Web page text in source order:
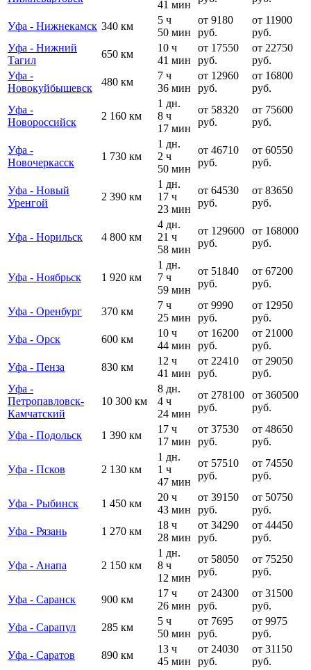
41 мин
Уфа - Нижнекамск 340 км
5 ч
50 мин
от 9180
руб.
от 11900
руб.
Уфа - Нижний
Тагил
650 км
10 ч
41 мин
от 17550
руб.
от 22750
руб.
Уфа -
Новокуйбышевск
480 км
7 ч
36 мин
от 12960
руб.
от 16800
руб.
Уфа -
Новороссийск
2 160 км
1 дн.
8 ч
17 мин
от 58320
руб.
от 75600
руб.
Уфа -
Новочеркасск
1 730 км
1 дн.
2 ч
50 мин
от 46710
руб.
от 60550
руб.
Уфа - Новый
Уренгой
2 390 км
1 дн.
17 ч
23 мин
от 64530
руб.
от 83650
руб.
Уфа - Норильск 4 800 км
4 дн.
21 ч
58 мин
от 129600
руб.
от 168000
руб.
Уфа - Ноябрьск 1 920 км
1 дн.
7 ч
59 мин
от 51840
руб.
от 67200
руб.
Уфа - Оренбург 370 км
7 ч
25 мин
от 9990
руб.
от 12950
руб.
Уфа - Орск
600 км
10 ч
44 мин
от 16200
руб.
от 21000
руб.
Уфа - Пенза
830 км
12 ч
41 мин
от 22410
руб.
от 29050
руб.
Уфа -
Петропавловск-
Камчатский
10 300 км
8 дн.
4 ч
24 мин
от 278100
руб.
от 360500
руб.
Уфа - Подольск 1 390 км
17 ч
17 мин
от 37530
руб.
от 48650
руб.
Уфа - Псков 2 130 км
1 дн.
1 ч
47 мин
от 57510
руб.
от 74550
руб.
Уфа - Рыбинск 1 450 км
20 ч
43 мин
от 39150
руб.
от 50750
руб.
Уфа - Рязань
1 270 км
18 ч
28 мин
от 34290
руб.
от 44450
руб.
Уфа - Анапа 2 150 км
1 дн.
8 ч
12 мин
от 58050
руб.
от 75250
руб.
Уфа - Саранск 900 км
17 ч
26 мин
от 24300
руб.
от 31500
руб.
Уфа - Сарапул
285 км
5 ч
50 мин
от 7695
руб.
от 9975
руб.
Уфа - Саратов
890 км
13 ч
45 мин
от 24030
руб.
от 31150
руб.